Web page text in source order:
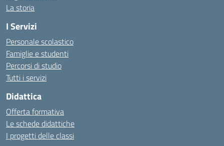
La storia
I Servizi
Personale scolastico
Famiglie e studenti
Percorsi di studio
Tutti i servizi
Didattica
Offerta formativa
Le schede didattiche
I progetti delle classi